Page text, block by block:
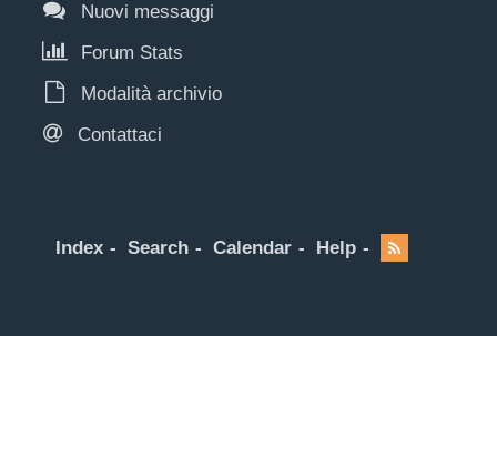
Nuovi messaggi
Forum Stats
Modalità archivio
Contattaci
Index Search Calendar Help